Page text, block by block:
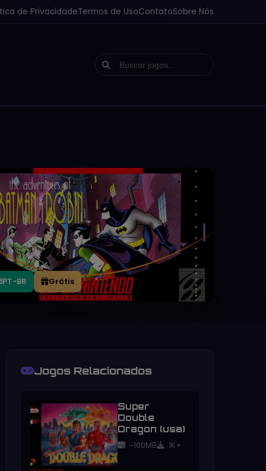
de PrivacidadeTermos de UsoContatoSobre Nós
PT-BR Grátis
Jogos Relacionados
Super
Double
Dragon (usa)
~100MB 1K+